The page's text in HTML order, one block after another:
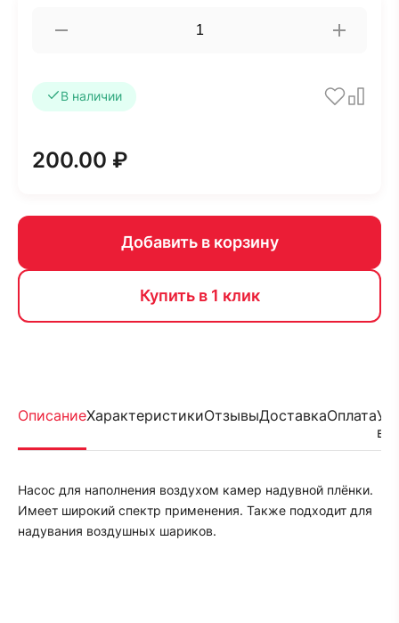
В наличии
200.00 ₽
Добавить в корзину
Купить в 1 клик
ОписаниеХарактеристикиОтзывыДоставкаОплата
Насос для наполнения воздухом камер надувной плёнки.
Имеет широкий спектр применения. Также подходит для
надувания воздушных шариков.